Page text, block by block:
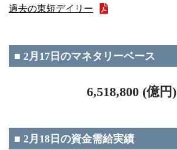
過去の東短デイリー
■ 2月17日のマネタリーベース
6,518,800 (億円)
■ 2月18日の資金需給実績